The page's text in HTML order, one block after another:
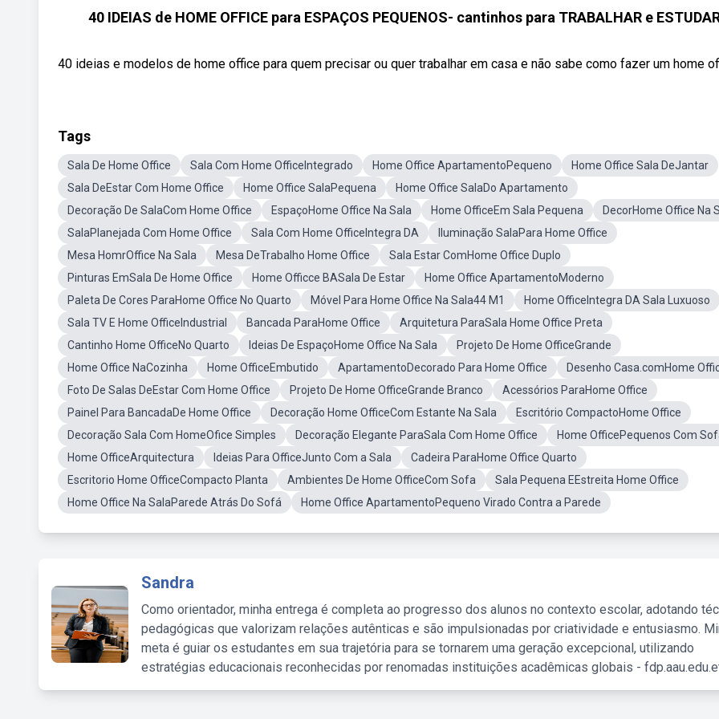
40 IDEIAS de HOME OFFICE para ESPAÇOS PEQUENOS- cantinhos para TRABALHAR e
40 ideias e modelos de home office para quem precisar ou quer trabalhar em casa e não sabe como fazer um home
Tags
Sala De Home Office Sala Com Home OfficeIntegrado Home Office ApartamentoPequeno
Home Office Sala DeJantar
Sala DeEstar Com Home Office
Home Office SalaPequena
Home Office SalaDo Apartamento
Decoração De SalaCom Home Office
EspaçoHome Office Na Sala Home OfficeEm Sala Pequena
DecorHome Office Na
SalaPlanejada Com Home Office
Sala Com Home OfficeIntegra DA
Iluminação SalaPara Home Office
Mesa HomrOffice Na Sala
Mesa DeTrabalho Home Office
Sala Estar ComHome Office Duplo
Pinturas EmSala De Home Office
Home Officce BASala De Estar
Home Office ApartamentoModerno
Paleta De Cores ParaHome Office No Quarto
Móvel Para Home Office Na Sala44 M1
Home OfficeIntegra DA Sala Luxuoso
Sala TV E Home OfficeIndustrial
Bancada ParaHome Office
Arquitetura ParaSala Home Office Preta
Cantinho Home OfficeNo Quarto
Ideias De EspaçoHome Office Na Sala
Projeto De Home OfficeGrande
Home Office NaCozinha
Home OfficeEmbutido ApartamentoDecorado Para Home Office
Desenho Casa.comHome
Foto De Salas DeEstar Com Home Office
Projeto De Home OfficeGrande Branco
Acessórios ParaHome Office
Painel Para BancadaDe Home Office
Decoração Home OfficeCom Estante Na Sala
Escritório CompactoHome Office
Decoração Sala Com HomeOfice Simples
Decoração Elegante ParaSala Com Home Office
Home OfficePequenos Com
Home OfficeArquitectura
Ideias Para OfficeJunto Com a Sala
Cadeira ParaHome Office Quarto
Escritorio Home OfficeCompacto Planta
Ambientes De Home OfficeCom Sofa
Sala Pequena EEstreita Home Office
Home Office Na SalaParede Atrás Do Sofá
Home Office ApartamentoPequeno Virado Contra a Parede
Sandra
Como orientador, minha entrega é completa ao progresso dos alunos no contexto escolar, adotando
pedagógicas que valorizam relações autênticas e são impulsionadas por criatividade e entusiasmo.
meta é guiar os estudantes em sua trajetória para se tornarem uma geração excepcional, utilizando
estratégias educacionais reconhecidas por renomadas instituições acadêmicas globais -